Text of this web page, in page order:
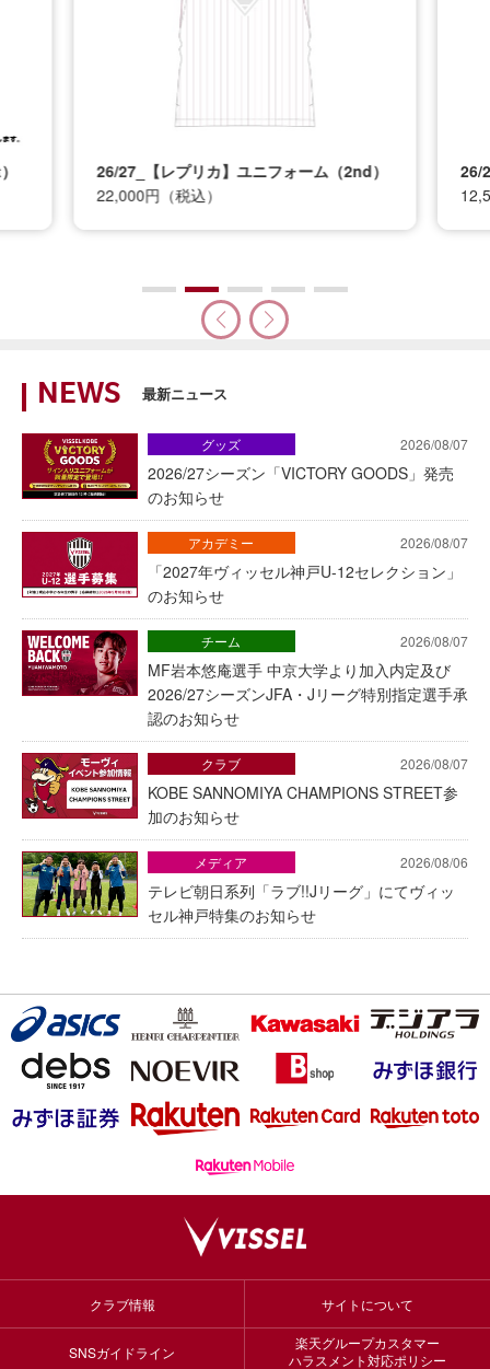
26/27_【レプリカ】ユニフォーム（2nd）
22,000円（税込）
26/
NEWS 最新ニュース
2026/08/07
2026/27シーズン「VICTORY GOODS」発売
のお知らせ
グッズ
2026/08/07
「2027年ヴィッセル神戸U-12セレクション」
のお知らせ
アカデミー
2026/08/07
MF岩本悠庵選手 中京大学より加入内定及び
2026/27シーズンJFA・Jリーグ特別指定選手承
認のお知らせ
チーム
2026/08/07
KOBE SANNOMIYA CHAMPIONS STREET参
加のお知らせ
クラブ
2026/08/06
テレビ朝日系列「ラブ!!Jリーグ」にてヴィッ
セル神戸特集のお知らせ
メディア
クラブ情報 サイトについて
SNSガイドライン
楽天グループカスタマー
ハラスメント対応ポリシー